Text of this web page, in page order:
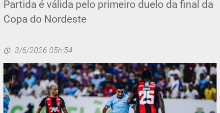
Partida é válida pelo primeiro duelo da final da
Copa do Nordeste
3/6/2026 05h:54